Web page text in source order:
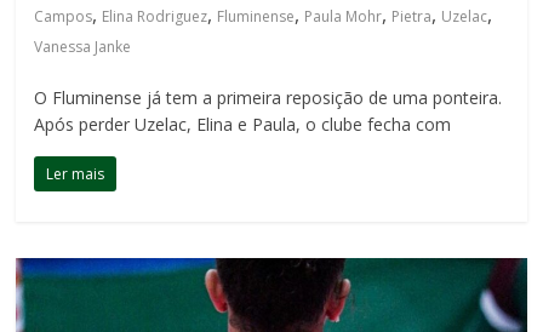
Campos, Elina Rodriguez, Fluminense, Paula Mohr, Pietra, Uzelac,
Vanessa Janke
O Fluminense já tem a primeira reposição de uma ponteira.
Após perder Uzelac, Elina e Paula, o clube fecha com
Ler mais